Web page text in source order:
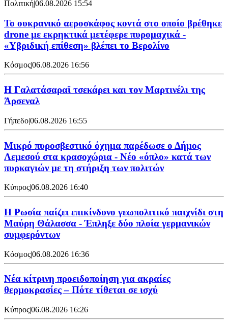
Πολιτική|06.08.2026 15:54
Το ουκρανικό αεροσκάφος κοντά στο οποίο βρέθηκε
drone με εκρηκτικά μετέφερε πυρομαχικά -
«Υβριδική επίθεση» βλέπει το Βερολίνο
Κόσμος|06.08.2026 16:56
H Γαλατάσαραϊ τσεκάρει και τον Μαρτινέλι της
Άρσεναλ
Γήπεδο|06.08.2026 16:55
Μικρό πυροσβεστικό όχημα παρέδωσε ο Δήμος
Λεμεσού στα κρασοχώρια - Νέο «όπλο» κατά των
πυρκαγιών με τη στήριξη των πολιτών
Κύπρος|06.08.2026 16:40
Η Ρωσία παίζει επικίνδυνο γεωπολιτικό παιχνίδι στη
Μαύρη Θάλασσα - Έπληξε δύο πλοία γερμανικών
συμφερόντων
Κόσμος|06.08.2026 16:36
Νέα κίτρινη προειδοποίηση για ακραίες
θερμοκρασίες – Πότε τίθεται σε ισχύ
Κύπρος|06.08.2026 16:26